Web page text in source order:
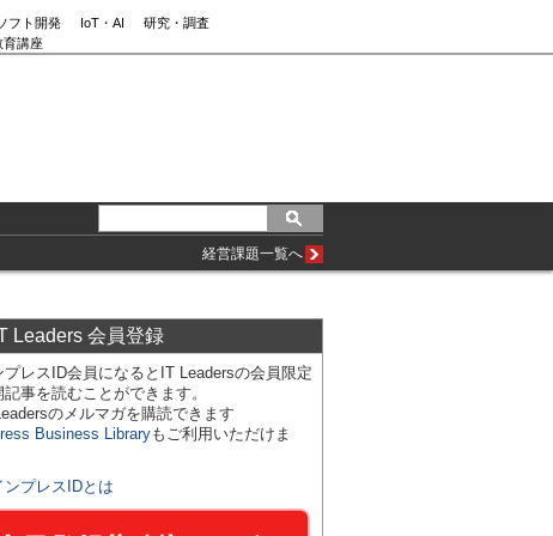
フト開発 IoT・AI
研究・調査
育講座
経営課題一覧へ
Leaders 会員登録
プレスID会員になるとIT Leadersの会員限定
記事を読むことができます。
のメルマガを購読できます
Business Libraryもご利用いただけま
ンプレスIDとは